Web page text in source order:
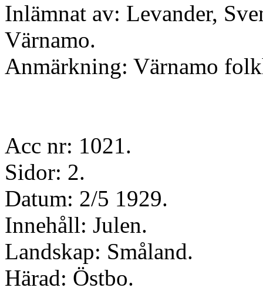
Inlämnat av: Levander,
Värnamo.
Anmärkning: Värnamo
Acc nr: 1021.
Sidor: 2.
Datum: 2/5 1929.
Innehåll: Julen.
Landskap: Småland.
Härad: Östbo.